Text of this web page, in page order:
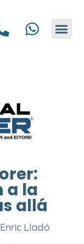
a la
allá
Lladó